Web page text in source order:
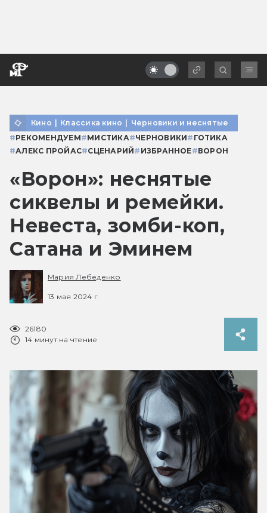
Кино | Классика кино | Черновики и неснятые
#РЕКОМЕНДУЕМ#МИСТИКА#ЧЕРНОВИКИ# ГОТИКА
#АЛЕКС ПРОЙАС#СЦЕНАРИЙ# ИЗБРАННОЕ#ВОРОН
«Ворон»: неснятые
сиквелы и ремейки.
Невеста, зомби-коп,
Сатана и Эминем
Мария Лебеденко
13 мая 2024 г.
26180
14 минут на чтение